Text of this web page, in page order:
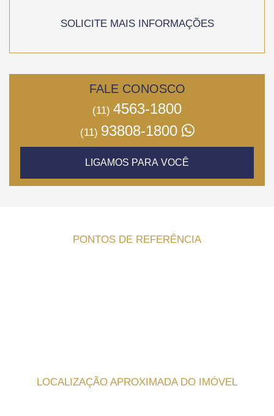
SOLICITE MAIS INFORMAÇÕES
FALE CONOSCO
(11) 4563-1800
(11) 93808-1800
LIGAMOS PARA VOCÊ
PONTOS DE REFERÊNCIA
LOCALIZAÇÃO APROXIMADA DO IMÓVEL